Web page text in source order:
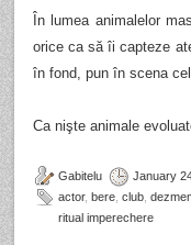
În lumea animalelor
orice ca să îi capteze
în fond, pun în scena
Ca nişte animale
Gabitelu January
actor, bere club
ritual imperechere